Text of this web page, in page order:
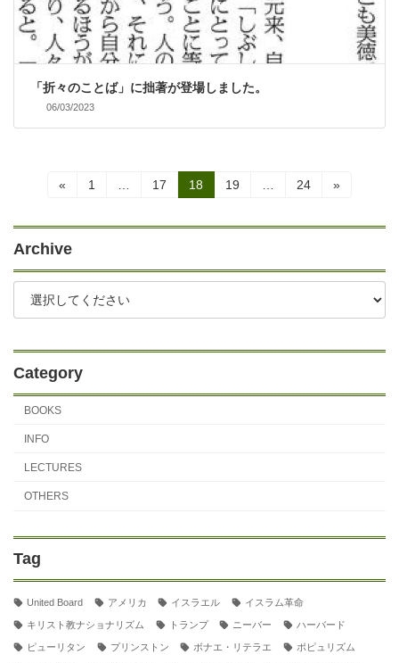
「折々のことば」に拙著が登場しました。
06/03/2023
の
ペ
ー
送
り
«
固
ー
1 …
固
ー
17
固
定
ー
18
固
ー
19 …
固
ー
24 »
Archive
Category
BOOKS
INFO
LECTURES
OTHERS
Tag
United Board アメリカ イスラエル イスラム革命
キリスト教ナショナリズム トランプ ニーバー ハーバード
ピューリタン プリンストン ボナエ・リテラエ ポピュリズム